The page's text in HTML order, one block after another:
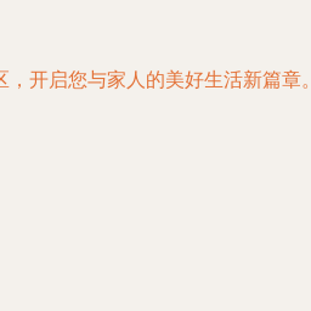
开启您与家人的美好生活新篇章。